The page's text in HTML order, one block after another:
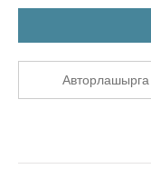
Авторлашырга